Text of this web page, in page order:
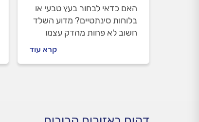
האם כדאי לבחור בעץ טבעי או
בלוחות סינתטיים? מדוע השלד
חשוב לא פחות מהדק עצמו
השאלות החשובות שכדאי לכם
לשאול את עצמכם ואת המתקין
קרא עוד